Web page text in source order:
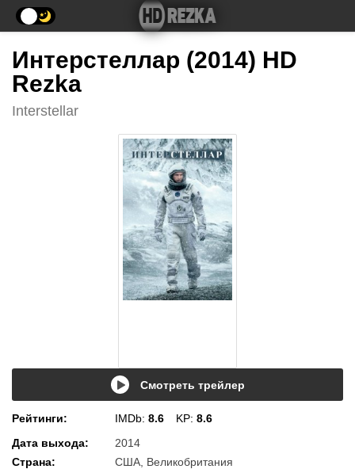
Интерстеллар (2014) HD
Rezka
Interstellar
Смотреть трейлер
Рейтинги: IMDb: 8.6 KP: 8.6
Дата выхода:
2014
Страна:
США, Великобритания